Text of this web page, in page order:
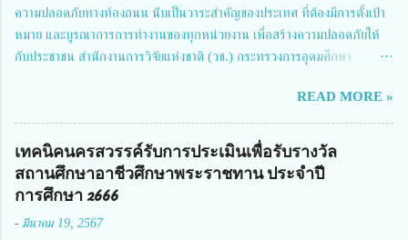
ความปลอดภัยทางท้องถนน นับเป็นวาระสำคัญของประเทศ ที่ต้องมีการตั้งเป้า
หมาย และบูรณาการการทำงานของทุกหน่วยงาน เพื่อสร้างความปลอดภัยให้
กับประชาชน สำนักงานการวิจัยแห่งชาติ (วช.) กระทรวงการอุดมศึกษา
สมาคมวิศวกรรมชีวการแพทย์ไทย จัดการประชุมเผยแพร่ผลการดำเนินงาน
โครงการการวิจัยเชิงปฏิบัติการโดยบูรณาการทุกภาคส่วน เพื่อลดอุบัติเหตุและ
การเสียชีวิตให้สอดคล้องกับเป้าหมายแผนแม่บทฉบับที่ 5 ในวันที่ 22 มีนาคม
2567 โดยมี ดร.วิภารัตน์ ดีอ่อง ผู้อำนวยการสำนักงานการวิจัยแห่งชาติ เป็น
ประธานในพิธีเปิดพร้อมให้นโยบายการผลักดันงานวิจัยเพื่อความปลอดภัยทาง
การประชุมในครั้งนี้ นางสาวสตตกมล เกียรติพานิช ผู้อำนวยการกองบริหารทุน
READ MORE »
เทคนิคนครสวรรค์รับการประเมินเพื่อรับรางวัล
สถานศึกษาอาชีวศึกษาพระราชทาน ประจำปี
การศึกษา 2666
- มีนาคม 19, 2567